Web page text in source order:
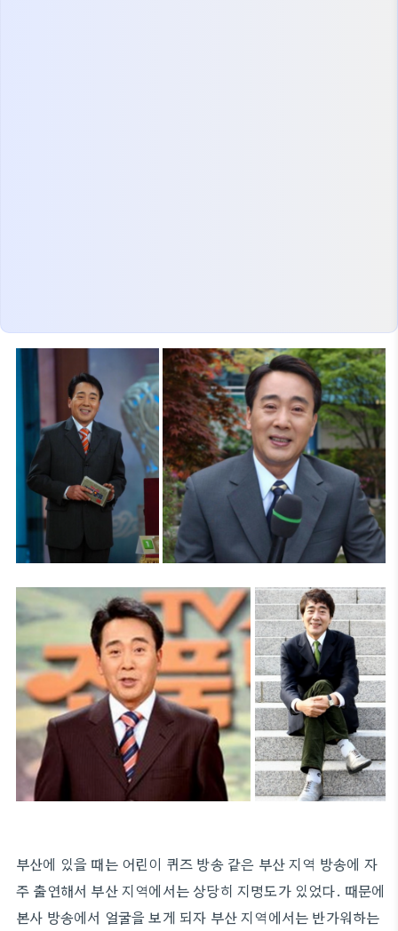
부산에 있을 때는 어린이 퀴즈 방송 같은 부산 지역 방송에 자
주 출연해서 부산 지역에서는 상당히 지명도가 있었다. 때문에
본사 방송에서 얼굴을 보게 되자 부산 지역에서는 반가워하는